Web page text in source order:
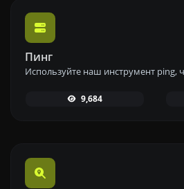
Пинг
9,684